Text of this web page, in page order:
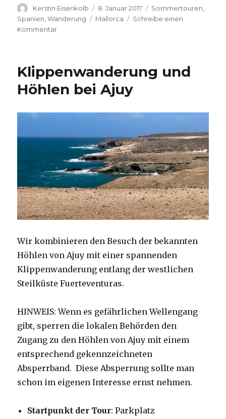
Autor
Kerstin Eisenkolb
Veröffentlicht
am
8. Januar 2017 Kategorien
Sommertouren
Spanien ,Wanderung Schlagwörter
Mallorca
Schreibe einen
Kommentarzu
–
Rundwanderung
Klippenwanderung und
Höhlen bei Ajuy
Wir kombinieren den Besuch der bekannten
Höhlen von Ajuy mit einer spannenden
Klippenwanderung entlang der westlichen
Steilküste Fuerteventuras.
HINWEIS: Wenn es gefährlichen Wellengang
gibt, sperren die lokalen Behörden den
Zugang zu den Höhlen von Ajuy mit einem
entsprechend gekennzeichneten
Absperrband. Diese Absperrung sollte man
schon im eigenen Interesse ernst nehmen.
Startpunkt der Tour: Parkplatz